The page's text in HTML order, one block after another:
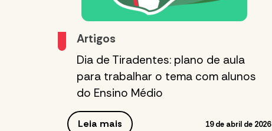
Artigos
Dia de Tiradentes: plano de aula
para trabalhar o tema com alunos
do Ensino Médio
Leia mais 19 de abril de 2026